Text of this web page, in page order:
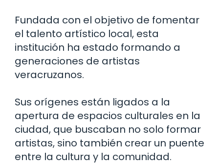
Fundada con el objetivo de fomentar
el talento artístico local, esta
institución ha estado formando a
generaciones de artistas
veracruzanos.
Sus orígenes están ligados a la
apertura de espacios culturales en la
ciudad, que buscaban no solo formar
artistas, sino también crear un puente
entre la cultura y la comunidad.